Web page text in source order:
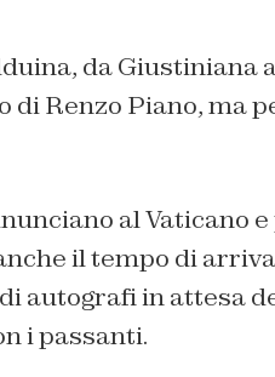
da Giustiniana
di Renzo Piano, ma
al Vaticano e
il tempo di
autografi in attesa
i passanti.